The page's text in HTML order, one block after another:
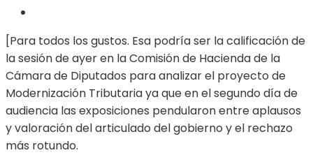
[Para todos los gustos. Esa podría ser la calificación de
la sesión de ayer en la Comisión de Hacienda de la
Cámara de Diputados para analizar el proyecto de
Modernización Tributaria ya que en el segundo día de
audiencia las exposiciones pendularon entre aplausos
y valoración del articulado del gobierno y el rechazo
más rotundo.